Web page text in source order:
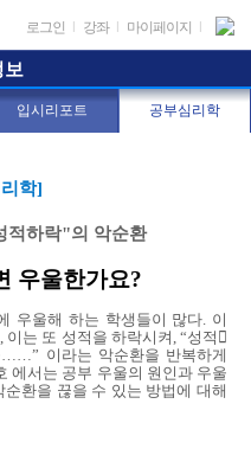
로그인 | 강좌 | 마이페이지 |
입시리포트 공부심리학
학]
적하락"의 악순환
우울한가요?
우울해 하는 학생들이 많다. 이
는 또 성적을 하락시켜, “성적
……” 이라는 악순환을 반복하게
에서는 공부 우울의 원인과 우울
환을 끊을 수 있는 방법에 대해